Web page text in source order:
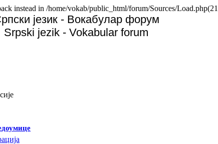
instead in /home/vokab/public_html/forum/Sources/
језик - Вокабулар форум
Srpski jezik - Vokabular forum